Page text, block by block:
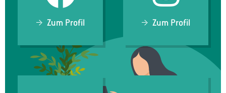
Zum Profil Zum Profil